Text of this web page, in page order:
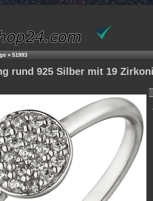
» 51993
rund 925 Silber mit 19